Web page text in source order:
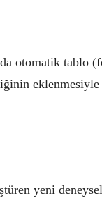
otomatik tablo
yeni